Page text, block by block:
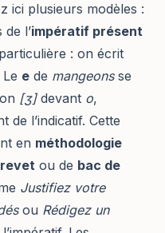
ici plusieurs modèles :
de l’impératif présent
: on écrit
Le e de mangeonsse
[ʒ]devant o,
de l’indicatif. Cette
en méthodologie
ou de bac de
Justifiez votre
ou Rédigez un